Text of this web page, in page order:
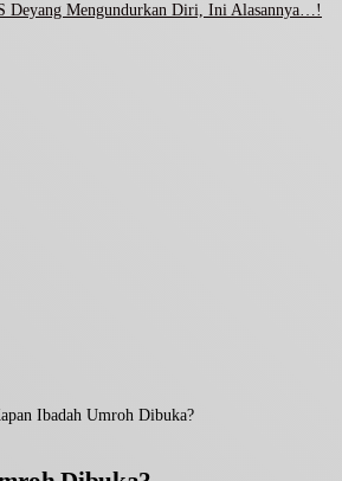
Deyang Mengundurkan Diri, Ini Alasannya…!
Ibadah Umroh Dibuka?